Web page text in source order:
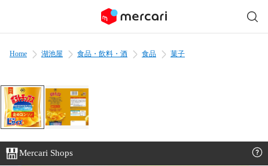
Home 湖池屋 食品・飲料・酒 食品 菓子
Mercari Shops